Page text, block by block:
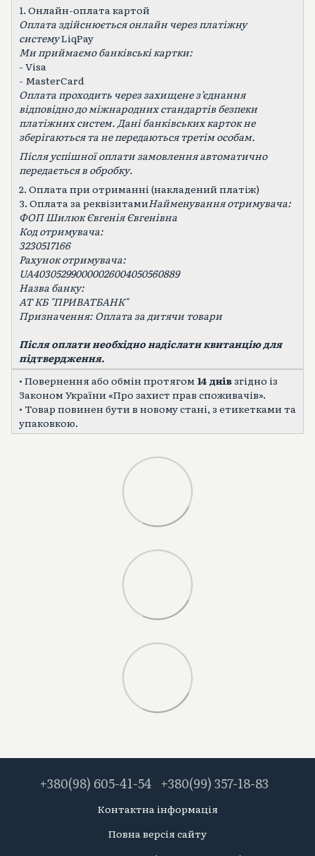
1. Онлайн-оплата картой
Оплата здійснюється онлайн через платіжну
системуLiqPay
Ми приймаємо банківські картки:
- Visa
- MasterCard
Оплата проходить через захищене зʼєднання
відповідно до міжнародних стандартів безпеки
платіжних систем. Дані банківських карток не
зберігаються та не передаються третім особам.
Після успішної оплати замовлення автоматично
передається в обробку.
2. Оплата при отриманні (накладений платіж)
3. Оплата за реквізитамиНайменування отримувача:
ФОП Шилюк Євгенія Євгенівна
Код отримувача:
3230517166
Рахунок отримувача:
UA403052990000026004050560889
Назва банку:
АТ КБ "ПРИВАТБАНК"
Призначення: Оплата за дитячи товари
Після оплати необхідно надіслати квитанцію для
підтвердження.
• Повернення або обмін протягом 14 днівзгідно із
Законом України «Про захист прав споживачів».
• Товар повинен бути в новому стані, з етикетками та
упаковкою.
+380(98) 605-41-54 +380(99) 357-18-83
Контактна інформація
Повна версія сайту